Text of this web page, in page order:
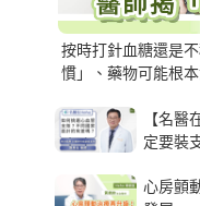
按時打針血糖還是
慣」、藥物可能根
【名醫
定要裝
心房顫